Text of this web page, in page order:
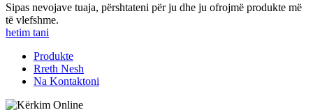
Sipas nevojave tuaja, përshtateni për ju dhe ju ofrojmë produkte më
të vlefshme.
hetim tani
Produkte
Rreth Nesh
Na Kontaktoni